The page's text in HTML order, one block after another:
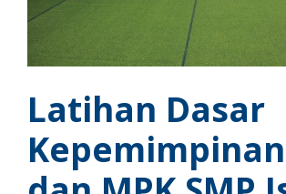
Latihan Dasar
Kepemimpinan